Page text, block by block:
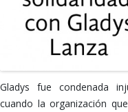
Gladys fue condenada
cuando la organización